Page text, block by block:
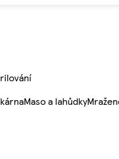
Maso a lahůdky